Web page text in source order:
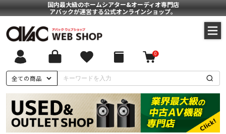
国内最大級のホームシアター&オーディオ専門店
アバックが運営する公式オンラインショップ。
全ての商品
0